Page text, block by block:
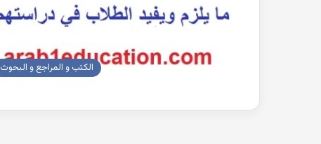
الكتب و المراجع و البحوث